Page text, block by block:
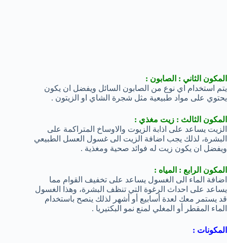
المكون الثاني : الصابون :
يتم استخدام اي نوع من الصابون السائل ويفضل ان يكون
يحتوي على مواد طبيعية مثل شجرة الشاي او الزيتون .
المكون الثالث : زيت مغذي :
الزيت يساعد على اذابة الزيوت والاوساخ المتراكمة على
البشرة، لذلك يجب اضافة الزيت الى غسول العسل الطبيعي
ويفضل ان يكون زيت له فوائد صحية ومغذية .
المكون الرابع : المياه :
اضافة الماء الى الغسول يساعد على تخفيف القوام مما
يساعد على احداث الرغوة التي تنظف البشرة، وهذا الغسول
قد يستمر معك لعدة أسابيع أو أشهر لذلك ينصح باستخدام
الماء المقطر أو المغلي لمنع نمو البكتيريا .
المكونات :